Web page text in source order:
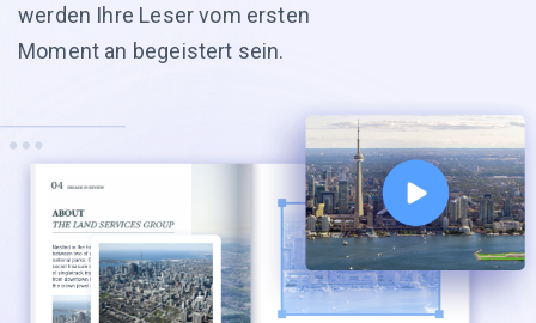
werden Ihre Leser vom ersten
Moment an begeistert sein.